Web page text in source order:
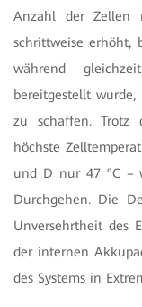
Anzahl der Zellen
schrittweise erhöht,
während
bereitgestellt wurde,
zu schaffen. Trotz
höchste
und D nur 47 °C –
Durchgehen. Die
Unversehrtheit des
der internen
des Systems in